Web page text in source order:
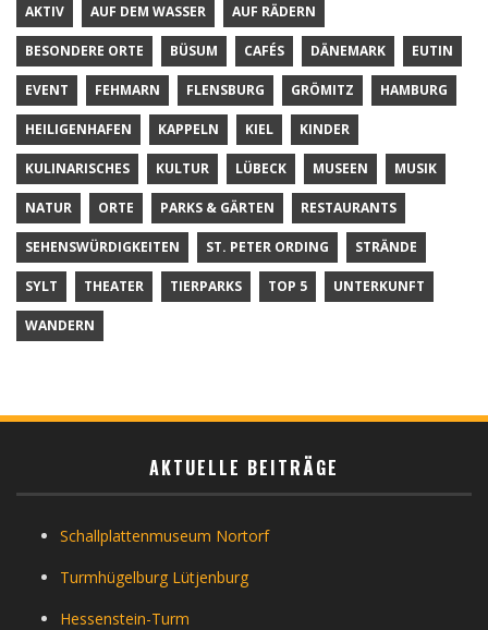
AKTIV AUF DEM WASSER AUF RÄDERN
BESONDERE ORTE BÜSUM CAFÉS DÄNEMARK EUTIN
EVENT FEHMARN FLENSBURG GRÖMITZ HAMBURG
HEILIGENHAFEN KAPPELN KIEL KINDER
KULINARISCHES KULTUR LÜBECK MUSEEN MUSIK
NATUR ORTE PARKS & GÄRTEN RESTAURANTS
SEHENSWÜRDIGKEITEN ST. PETER ORDING STRÄNDE
SYLT THEATER TIERPARKS TOP 5 UNTERKUNFT
WANDERN
AKTUELLE BEITRÄGE
Schallplattenmuseum Nortorf
Turmhügelburg Lütjenburg
Hessenstein-Turm